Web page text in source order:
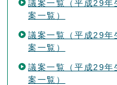
議案一覧（平成29
案一覧）
議案一覧（平成29
案一覧）
議案一覧（平成29
案一覧）